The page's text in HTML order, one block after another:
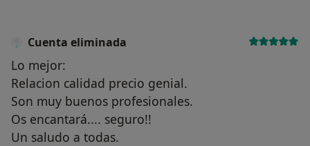
Cuenta eliminada
Lo mejor:
Relacion calidad precio genial.
Son muy buenos profesionales.
Os encantará.... seguro!!
Un saludo a todas.